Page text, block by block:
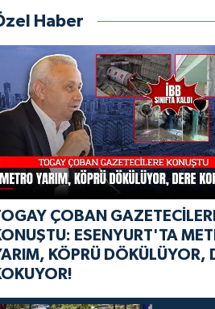
Haber
ÇOBAN
ESENYURT'TA
KÖPRÜ DÖKÜLÜYOR,